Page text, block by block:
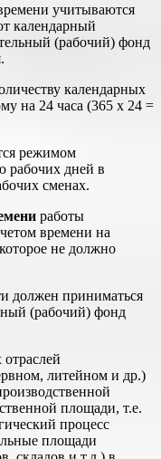
учитываются
календарный
(рабочий) фонд
календарных
на 24 часа (365 х 24 =
режимом
рабочих дней в
сменах.
работы
времени на
не должно
должен приниматься
(рабочий) фонд
литейном и др.)
площади, т.е.
процесс
площади